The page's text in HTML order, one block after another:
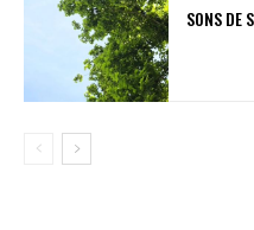
SONS DE